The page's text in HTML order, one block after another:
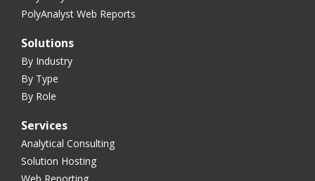
PolyAnalyst Web Reports
Solutions
By Industry
By Type
By Role
Services
Analytical Consulting
Solution Hosting